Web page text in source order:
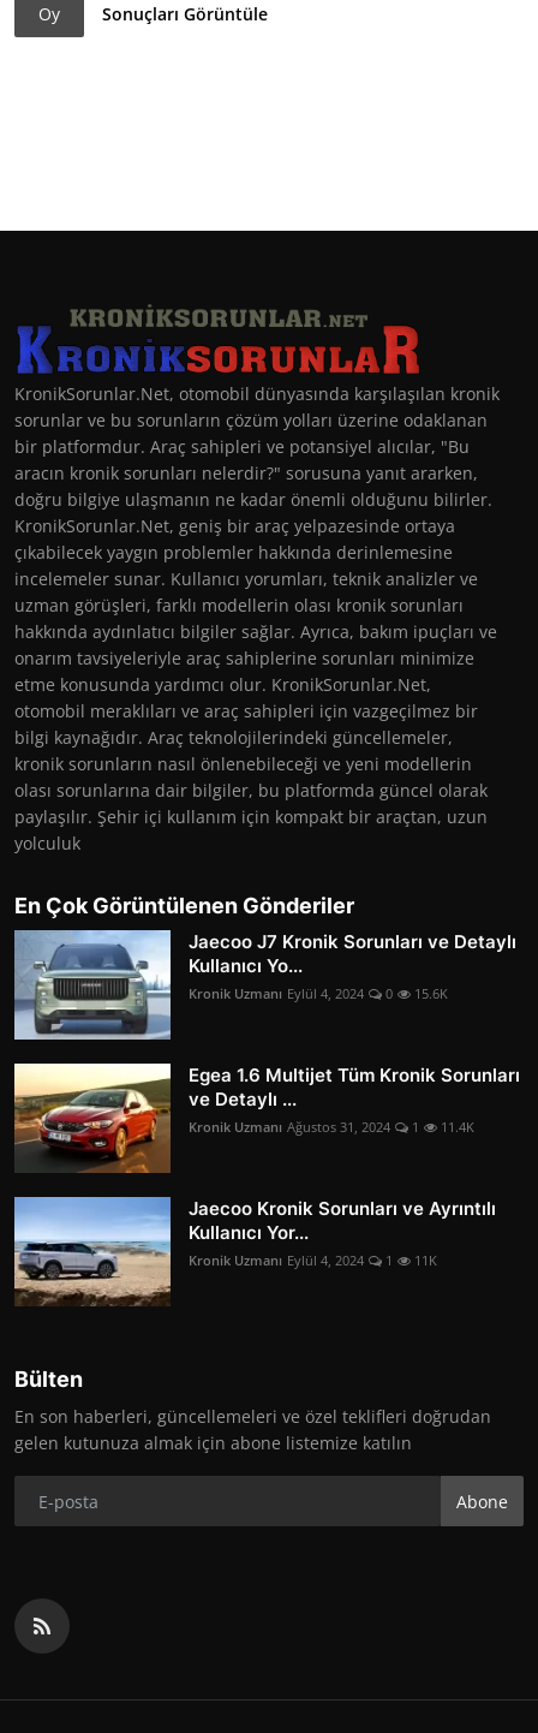
Oy Sonuçları Görüntüle
KronikSorunlar.Net, otomobil dünyasında karşılaşılan kronik
sorunlar ve bu sorunların çözüm yolları üzerine odaklanan
bir platformdur. Araç sahipleri ve potansiyel alıcılar, "Bu
aracın kronik sorunları nelerdir?" sorusuna yanıt ararken,
doğru bilgiye ulaşmanın ne kadar önemli olduğunu bilirler.
KronikSorunlar.Net, geniş bir araç yelpazesinde ortaya
çıkabilecek yaygın problemler hakkında derinlemesine
incelemeler sunar. Kullanıcı yorumları, teknik analizler ve
uzman görüşleri, farklı modellerin olası kronik sorunları
hakkında aydınlatıcı bilgiler sağlar. Ayrıca, bakım ipuçları ve
onarım tavsiyeleriyle araç sahiplerine sorunları minimize
etme konusunda yardımcı olur. KronikSorunlar.Net,
otomobil meraklıları ve araç sahipleri için vazgeçilmez bir
bilgi kaynağıdır. Araç teknolojilerindeki güncellemeler,
kronik sorunların nasıl önlenebileceği ve yeni modellerin
olası sorunlarına dair bilgiler, bu platformda güncel olarak
paylaşılır. Şehir içi kullanım için kompakt bir araçtan, uzun
yolculuk
En Çok Görüntülenen Gönderiler
Jaecoo J7 Kronik Sorunları ve Detaylı
Kullanıcı Yo...
Kronik Uzmanı Eylül 4, 2024 0 15.6K
Egea 1.6 Multijet Tüm Kronik Sorunları
ve Detaylı ...
Kronik Uzmanı Ağustos 31, 2024 1 11.4K
Jaecoo Kronik Sorunları ve Ayrıntılı
Kullanıcı Yor...
Kronik Uzmanı Eylül 4, 2024 1 11K
Bülten
En son haberleri, güncellemeleri ve özel teklifleri doğrudan
gelen kutunuza almak için abone listemize katılın
Abone